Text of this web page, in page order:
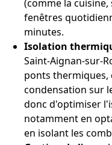
(comme la
fenêtres
minutes.
Isolation
Saint-Aignan-sur-
ponts thermiques,
condensation sur
donc d'optimiser
notamment en
en isolant les